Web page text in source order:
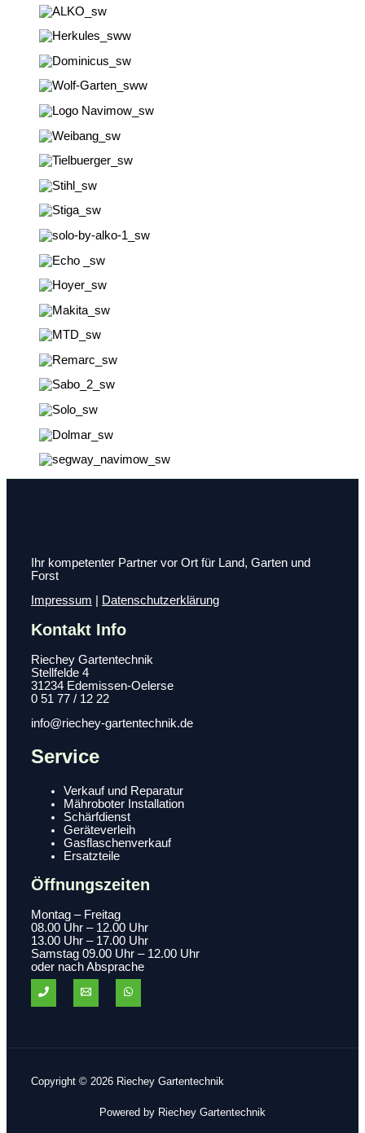
Ihr kompetenter Partner vor Ort für Land, Garten und
Forst
Impressum
Datenschutzerklärung
Kontakt Info
Riechey Gartentechnik
Stellfelde 4
31234 Edemissen-Oelerse
0 51 77 / 12 22
info@riechey-gartentechnik.de
Service
Verkauf und Reparatur
Mähroboter Installation
Schärfdienst
Geräteverleih
Gasflaschenverkauf
Ersatzteile
Öffnungszeiten
Montag – Freitag
08.00 Uhr – 12.00 Uhr
13.00 Uhr – 17.00 Uhr
Samstag 09.00 Uhr – 12.00 Uhr
oder nach Absprache
Copyright © 2026 Riechey Gartentechnik
Powered by Riechey Gartentechnik